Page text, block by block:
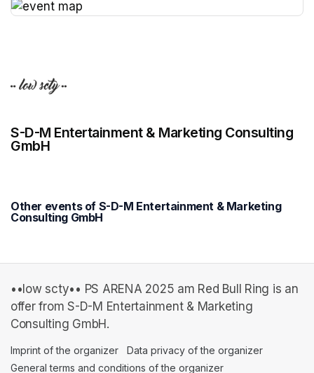
S-D-M Entertainment & Marketing Consulting
GmbH
Other events of S-D-M Entertainment & Marketing
Consulting GmbH
••low scty•• PS ARENA 2025 am Red Bull Ring is an
offer from S-D-M Entertainment & Marketing
Consulting GmbH.
Imprint of the organizer (opens in a new tab)
Data privacy of the organizer
General terms and conditions of the organizer